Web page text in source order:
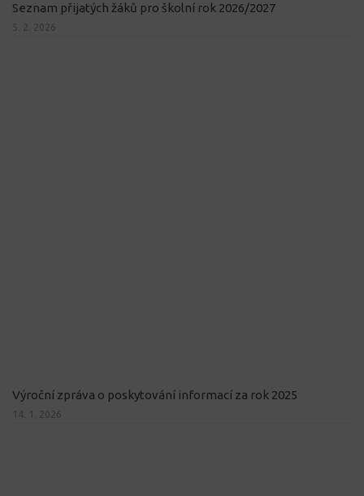
Seznam přijatých žáků pro školní rok 2026/2027
5. 2. 2026
Výroční zpráva o poskytování informací za rok 2025
14. 1. 2026